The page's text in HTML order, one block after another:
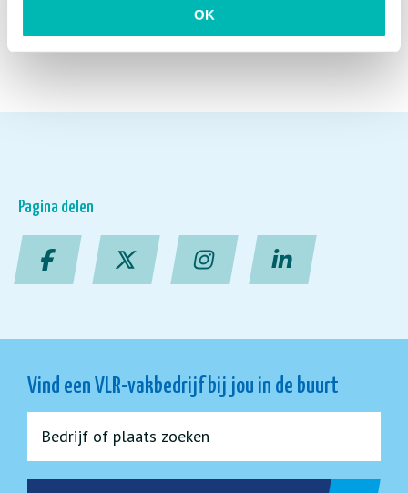
OK
Pagina delen
Vind een VLR-vakbedrijf bij jou in de buurt